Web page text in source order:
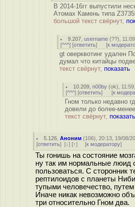
В 2014-16гг выпустили
Атомах Камень типа
большой текст свёрнут,
9.207 ,username (??),
[^^^] [ответить] [к
gt оверквотинг удален
думал что китайцы
текст свёрнут, показать
10.209 ,n00by (ok),
[^^^] [ответить] [к
Гном только недавно
довели до более-
текст свёрнут, показать
5.126 ,Аноним (106), 20:13, 19/08/
[ответить] [↓] [↑] [к модератору]
Ты гонишь на состояние
ну так им нормальные люид
пользоваться. С сторонник
рептилоидов с планеты
тупыми человечество,
Иначе никак невозможно
три относительно Гном два.